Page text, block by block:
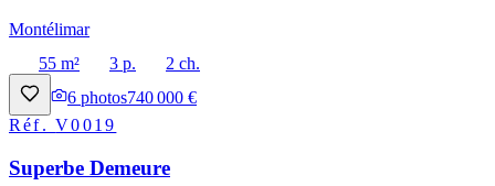
Montélimar
55 m²
3 p.
2 ch.
6 photos740 000 €
Réf.V0019
Superbe Demeure